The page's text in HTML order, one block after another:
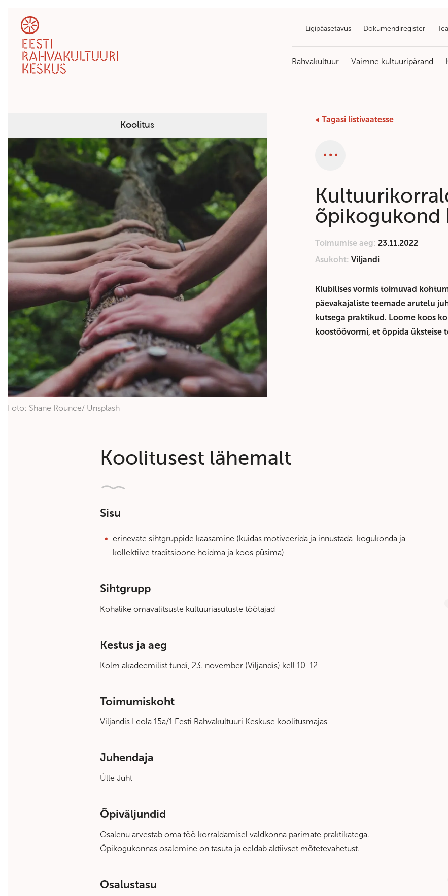
Ligipääsetavus Dokumendiregister
Rahvakultuur Vaimne kultuuripärand
Koolitus
Foto: Shane Rounce/ Unsplash
Tagasi listivaatesse
õpikogukond
Toimumise aeg:23.11.2022
Asukoht:Viljandi
Klubilises vormis toimuvad
päevakajaliste teemade arutelu
kutsega praktikud. Loome koos
koostöövormi, et õppida üksteise
Koolitusest lähemalt
Sisu
erinevate sihtgruppide kaasamine (kuidas motiveerida ja innustada kogukonda ja
kollektiive traditsioone hoidma ja koos püsima)
Sihtgrupp
Kohalike omavalitsuste kultuuriasutuste töötajad
Kestus ja aeg
Kolm akadeemilist tundi, 23. november (Viljandis) kell 10-12
Toimumiskoht
Viljandis Leola 15a/1 Eesti Rahvakultuuri Keskuse koolitusmajas
Juhendaja
Ülle Juht
Õpiväljundid
Osalenu arvestab oma töö korraldamisel valdkonna parimate praktikatega.
Õpikogukonnas osalemine on tasuta ja eeldab aktiivset mõtetevahetust.
Osalustasu